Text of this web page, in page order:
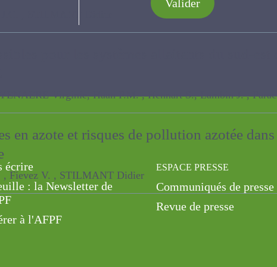
Virginie, Haan P.M. , Hennart S., Lambin J. , Parache P.
en azote et risques de pollution azotée
V. , STILMANT Didier
écrire
: la Newsletter de
à l'AFPF
ESPACE PRESSE
Communiqués de presse
Revue de presse